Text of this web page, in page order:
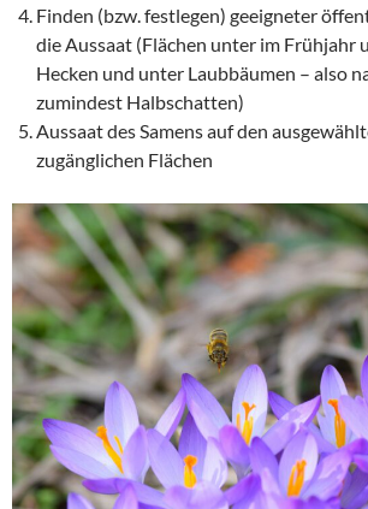
Finden (bzw. festlegen) geeigneter
die Aussaat (Flächen unter im Frühjahr
Hecken und unter Laubbäumen – also
zumindest Halbschatten)
Aussaat des Samens auf den
zugänglichen Flächen